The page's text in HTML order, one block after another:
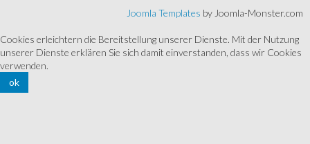
Joomla Templates by Joomla-Monster.com
Cookies erleichtern die Bereitstellung unserer Dienste. Mit der Nutzung
unserer Dienste erklären Sie sich damit einverstanden, dass wir Cookies
verwenden.
ok